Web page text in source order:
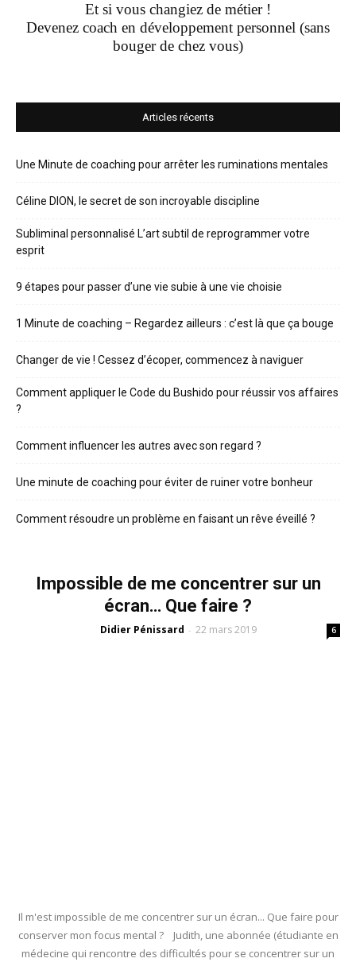
Et si vous changiez de métier !
Devenez coach en développement personnel (sans
bouger de chez vous)
Articles récents
Une Minute de coaching pour arrêter les ruminations mentales
Céline DION, le secret de son incroyable discipline
Subliminal personnalisé L’art subtil de reprogrammer votre
esprit
9 étapes pour passer d’une vie subie à une vie choisie
1 Minute de coaching – Regardez ailleurs : c’est là que ça bouge
Changer de vie ! Cessez d’écoper, commencez à naviguer
Comment appliquer le Code du Bushido pour réussir vos affaires
?
Comment influencer les autres avec son regard ?
Une minute de coaching pour éviter de ruiner votre bonheur
Comment résoudre un problème en faisant un rêve éveillé ?
Impossible de me concentrer sur un
écran… Que faire ?
Didier Pénissard - 22 mars 2019 6
Il m'est impossible de me concentrer sur un écran... Que faire pour
conserver mon focus mental ? Judith, une abonnée (étudiante en
médecine qui rencontre des difficultés pour se concentrer sur un